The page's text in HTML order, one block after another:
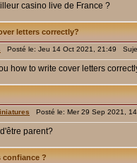
casino live de France ?
letters correctly?
Posté le: Jeu 14 Oct 2021, 21:49
how to write cover letters
Posté le: Mer 29 Sep 2021,
parent?
confiance ?